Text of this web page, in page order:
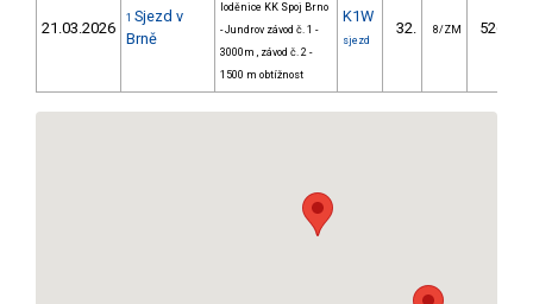
21.03.2026
1 Sjezd v
Brně
loděnice KK Spoj Brno
- Jundrov závod č. 1 -
3000m , závod č. 2 -
1500 m obtížnost
K1W
sjezd
32. 8/ZM 526.30